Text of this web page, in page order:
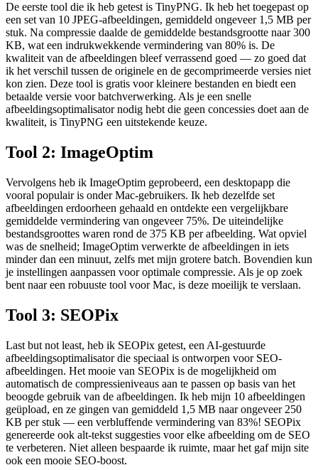
De eerste tool die ik heb getest is TinyPNG. Ik heb het toegepast op
een set van 10 JPEG-afbeeldingen, gemiddeld ongeveer 1,5 MB per
stuk. Na compressie daalde de gemiddelde bestandsgrootte naar 300
KB, wat een indrukwekkende vermindering van 80% is. De
kwaliteit van de afbeeldingen bleef verrassend goed — zo goed dat
ik het verschil tussen de originele en de gecomprimeerde versies niet
kon zien. Deze tool is gratis voor kleinere bestanden en biedt een
betaalde versie voor batchverwerking. Als je een snelle
afbeeldingsoptimalisator nodig hebt die geen concessies doet aan de
kwaliteit, is TinyPNG een uitstekende keuze.
Tool 2: ImageOptim
Vervolgens heb ik ImageOptim geprobeerd, een desktopapp die
vooral populair is onder Mac-gebruikers. Ik heb dezelfde set
afbeeldingen erdoorheen gehaald en ontdekte een vergelijkbare
gemiddelde vermindering van ongeveer 75%. De uiteindelijke
bestandsgroottes waren rond de 375 KB per afbeelding. Wat opviel
was de snelheid; ImageOptim verwerkte de afbeeldingen in iets
minder dan een minuut, zelfs met mijn grotere batch. Bovendien kun
je instellingen aanpassen voor optimale compressie. Als je op zoek
bent naar een robuuste tool voor Mac, is deze moeilijk te verslaan.
Tool 3: SEOPix
Last but not least, heb ik SEOPix getest, een AI-gestuurde
afbeeldingsoptimalisator die speciaal is ontworpen voor SEO-
afbeeldingen. Het mooie van SEOPix is de mogelijkheid om
automatisch de compressieniveaus aan te passen op basis van het
beoogde gebruik van de afbeeldingen. Ik heb mijn 10 afbeeldingen
geüpload, en ze gingen van gemiddeld 1,5 MB naar ongeveer 250
KB per stuk — een verbluffende vermindering van 83%! SEOPix
genereerde ook alt-tekst suggesties voor elke afbeelding om de SEO
te verbeteren. Niet alleen bespaarde ik ruimte, maar het gaf mijn site
ook een mooie SEO-boost.